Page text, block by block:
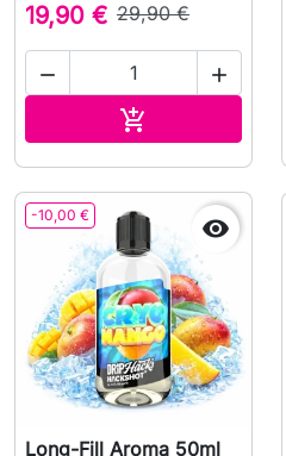
19,90 € 29,90 €
 

-10,00 € 
Long-Fill Aroma 50ml